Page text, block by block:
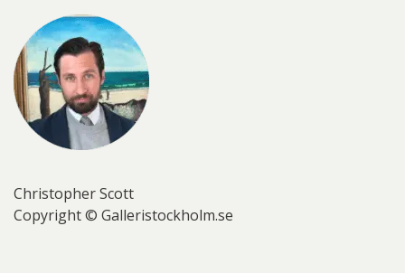
Christopher Scott
Copyright © Galleristockholm.se